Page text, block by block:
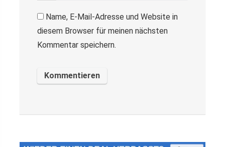
Name, E-Mail-Adresse und Website in
diesem Browser für meinen nächsten
Kommentar speichern.